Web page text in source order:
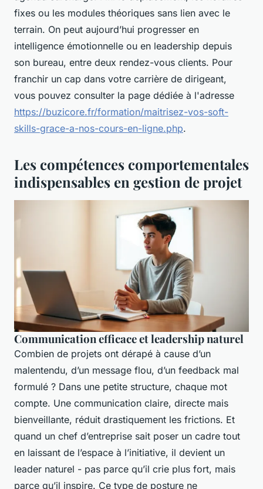
fixes ou les modules théoriques sans lien avec le
terrain. On peut aujourd’hui progresser en
intelligence émotionnelle ou en leadership depuis
son bureau, entre deux rendez-vous clients. Pour
franchir un cap dans votre carrière de dirigeant,
vous pouvez consulter la page dédiée à l'adresse
https://buzicore.fr/formation/maitrisez-vos-soft-
skills-grace-a-nos-cours-en-ligne.php.
Les compétences comportementales
indispensables en gestion de projet
Communication efficace et leadership naturel
Combien de projets ont dérapé à cause d’un
malentendu, d’un message flou, d’un feedback mal
formulé ? Dans une petite structure, chaque mot
compte. Une communication claire, directe mais
bienveillante, réduit drastiquement les frictions. Et
quand un chef d’entreprise sait poser un cadre tout
en laissant de l’espace à l’initiative, il devient un
leader naturel - pas parce qu’il crie plus fort, mais
parce qu’il inspire. Ce type de posture ne